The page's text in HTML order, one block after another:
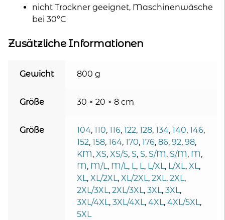
nicht Trockner geeignet, Maschinenwäsche
bei 30°C
Zusätzliche Informationen
Gewicht 800 g
Größe 30 × 20 × 8 cm
Größe 104, 110, 116, 122, 128, 134, 140, 146,
152, 158, 164, 170, 176, 86, 92, 98,
KM, XS, XS/S, S, S, S/M, S/M, M,
M, M/L, M/L, L, L, L/XL, L/XL, XL,
XL, XL/2XL, XL/2XL, 2XL, 2XL,
2XL/3XL, 2XL/3XL, 3XL, 3XL,
3XL/4XL, 3XL/4XL, 4XL, 4XL/5XL,
5XL